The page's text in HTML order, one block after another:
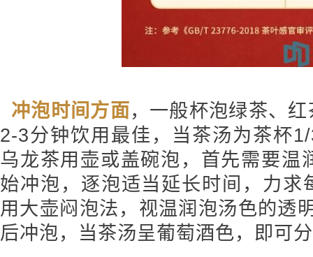
冲泡时间方面，一般杯泡绿茶、
2-3分钟饮用最佳，当茶汤为茶杯
乌龙茶用壶或盖碗泡，首先需要温
始冲泡，逐泡适当延长时间，力求
用大壶闷泡法，视温润泡汤色的透
后冲泡，当茶汤呈葡萄酒色，即可